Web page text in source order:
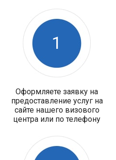
1
Оформляете заявку на
предоставление услуг на
сайте нашего визового
центра или по телефону